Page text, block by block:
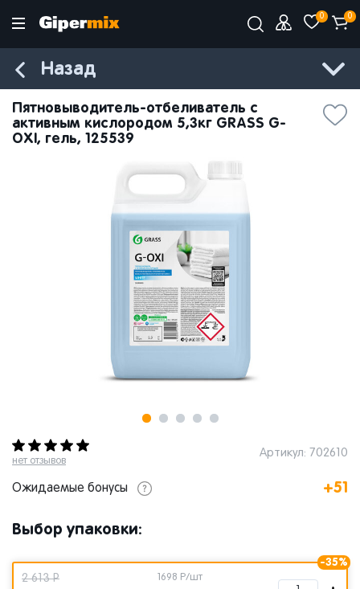
0 0
Назад
Пятновыводитель-отбеливатель с
активным кислородом 5,3кг GRASS G-
OXI, гель, 125539
нет отзывов
Артикул: 702610
Ожидаемые бонусы +51
Выбор упаковки:
-35%
2 613 Р
1698 Р/шт